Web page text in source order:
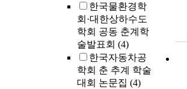
한국물환경학
회·대한상하수도
학회 공동 춘계학
술발표회 (4)
한국자동차공
학회 춘 추계 학술
대회 논문집 (4)